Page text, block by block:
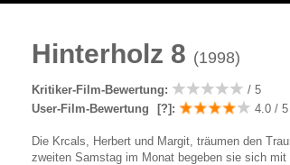
Hinterholz 8 (1998)
Kritiker-Film-Bewertung:
/ 5
User-Film-Bewertung
[?] : 4.0 / 5
Die Krcals, Herbert und Margit, träumen den
zweiten Samstag im Monat begeben sie sich